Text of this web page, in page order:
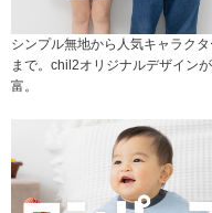
シンプル無地から人気キャラクタ
まで。chil2オリジナルデザイン
富。